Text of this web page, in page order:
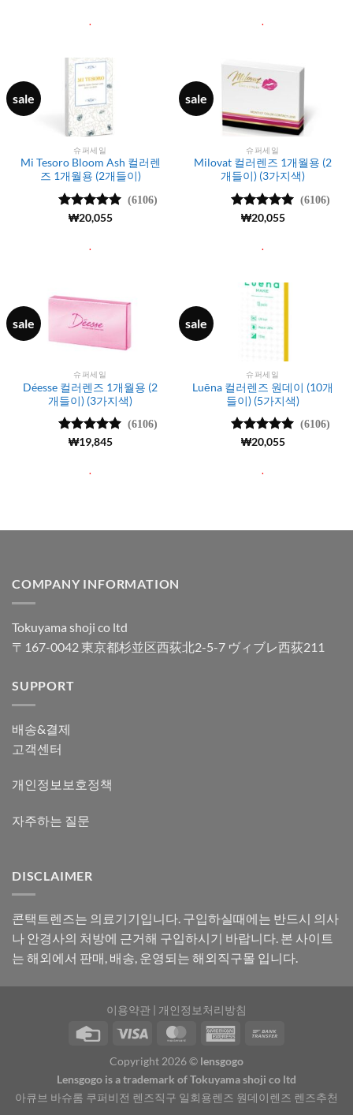
. .
sale
슈퍼세일
Mi Tesoro Bloom Ash 컬러렌
즈 1개월용 (2개들이)
5 중에서
(6106)
₩20,055
.
sale
슈퍼세일
Milovat 컬러렌즈 1개월용 (2
개들이) (3가지색)
5 중에서
(6106)
₩20,055
.
sale
슈퍼세일
Déesse 컬러렌즈 1개월용 (2
개들이) (3가지색)
5 중에서
(6106)
₩19,845
.
sale
슈퍼세일
Luēna 컬러렌즈 원데이 (10개
들이) (5가지색)
5 중에서
(6106)
₩20,055
.
COMPANY INFORMATION
Tokuyama shoji co ltd
〒167-0042 東京都杉並区西荻北2-5-7 ヴィブレ西荻211
SUPPORT
배송&결제
고객센터
개인정보보호정책
자주하는 질문
DISCLAIMER
콘택트렌즈는 의료기기입니다. 구입하실때에는 반드시 의사
나 안경사의 처방에 근거해 구입하시기 바랍니다. 본 사이트
는 해외에서 판매, 배송, 운영되는 해외직구몰 입니다.
이용약관 | 개인정보처리방침
Copyright 2026 © lensgogo
Lensgogo is a trademark of Tokuyama shoji co ltd
아큐브 바슈롬 쿠퍼비전 렌즈직구 일회용렌즈 원데이렌즈 렌즈추천